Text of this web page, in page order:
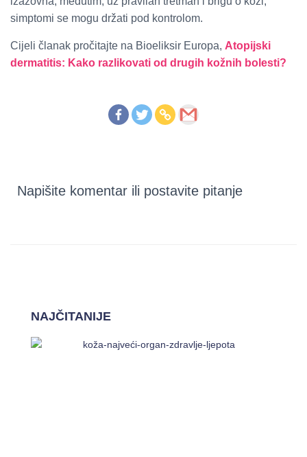
simptomi se mogu držati pod kontrolom.
Cijeli članak pročitajte na Bioeliksir Europa, Atopijski
dermatitis: Kako razlikovati od drugih kožnih bolesti?
Napišite komentar ili postavite pitanje
NAJČITANIJE